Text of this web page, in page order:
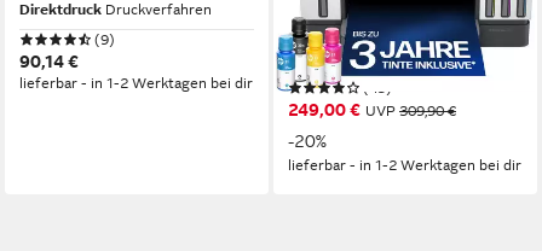
Direktdruck Druckverfahren
(9)
90,14 €
lieferbar - in 1-2 Werktagen bei dir
4800 x 1200 dpi Auflösung Farb Druck
1200 dpi Auflösung Scan
Tintendruck Druckverfahren
(45)
249,00 € UVP 309,90 €
-20%
lieferbar - in 1-2 Werktagen bei dir